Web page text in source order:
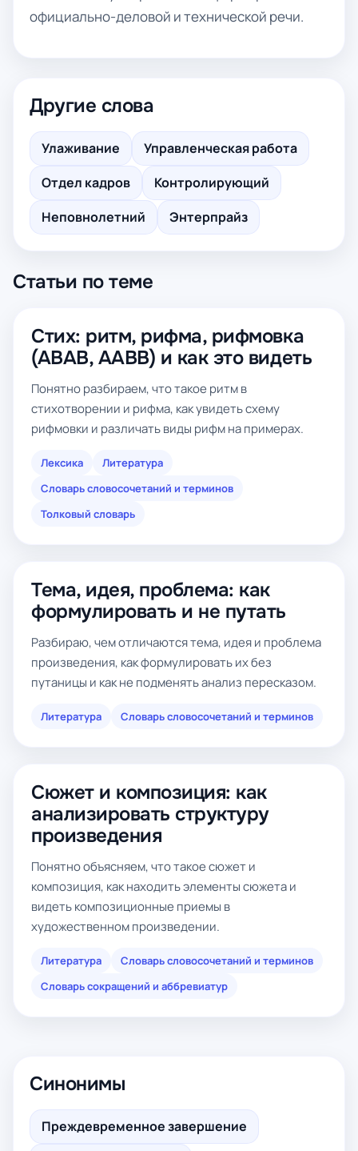
официально-деловой и технической речи.
Другие слова
Улаживание
Управленческая работа
Отдел кадров
Контролирующий
Неповнолетний
Энтерпрайз
Статьи по теме
Стих: ритм, рифма, рифмовка
(ABAB, AABB) и как это видеть
Понятно разбираем, что такое ритм в
стихотворении и рифма, как увидеть схему
рифмовки и различать виды рифм на примерах.
Лексика
Литература
Словарь словосочетаний и терминов
Толковый словарь
Тема, идея, проблема: как
формулировать и не путать
Разбираю, чем отличаются тема, идея и проблема
произведения, как формулировать их без
путаницы и как не подменять анализ пересказом.
Литература Словарь словосочетаний и терминов
Сюжет и композиция: как
анализировать структуру
произведения
Понятно объясняем, что такое сюжет и
композиция, как находить элементы сюжета и
видеть композиционные приемы в
художественном произведении.
Литература
Словарь словосочетаний и терминов
Словарь сокращений и аббревиатур
Синонимы
Преждевременное завершение